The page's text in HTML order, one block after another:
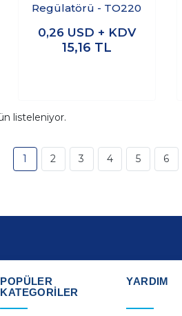
Regülatörü - TO220
0,26 USD + KDV
15,16 TL
listeleniyor.
1 2 3 4 5 6
POPÜLER
KATEGORİLER
YARDIM